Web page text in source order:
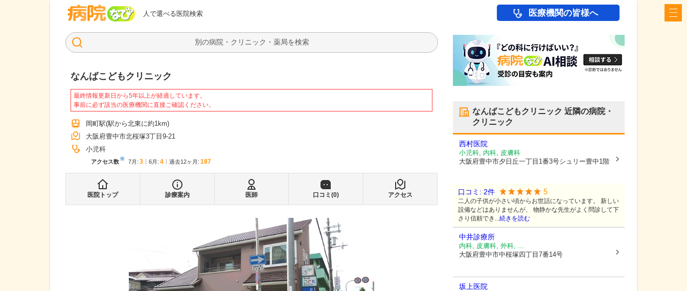
人で選べる医院検索
病院なび 医療機関の皆様へ
検索
なんばこどもクリニック
最終情報更新日から5年以上が経過しています。
事前に必ず該当の医療機関に直接ご確認ください。
岡町駅(駅から北東に約1km)
大阪府豊中市北桜塚3丁目9-21
小児科
アクセス数※ 7月 : 3 6月 : 4 過去12ヶ月: 187
医院トップ 診療案内 医師 口コミ(0) アクセス
なんばこどもクリニック 近隣の病院・
クリニック
西村医院
小児科, 内科, 皮膚科
大阪府豊中市夕日丘一丁目1番3号シュリー豊中1階
口コミ: 2件 5
二人の子供が小さい頃からお世話になっています。 新しい
設備などはありませんが、 物静かな先生がよく問診して下
さり信頼でき...続きを読む
中井診療所
内科, 皮膚科, 外科, ...
大阪府豊中市中桜塚四丁目7番14号
坂上医院